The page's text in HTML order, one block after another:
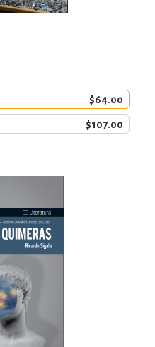
$64.00
$107.00